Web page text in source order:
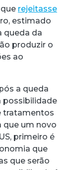
rejeitasse
estimado
queda da
produzir o
ao
a queda
possibilidade
tratamentos
que um novo
primeiro é
que
que serão